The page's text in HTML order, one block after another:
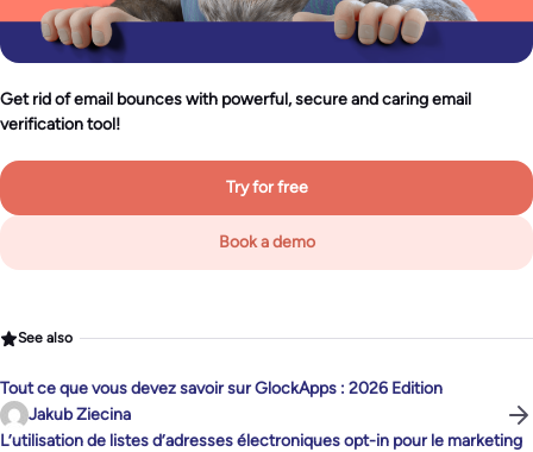
Get rid of email bounces with powerful, secure and caring email
verification tool!
Try for free
Book a demo
See also
Tout ce que vous devez savoir sur GlockApps : 2026 Edition
Jakub Ziecina
L’utilisation de listes d’adresses électroniques opt-in pour le marketing